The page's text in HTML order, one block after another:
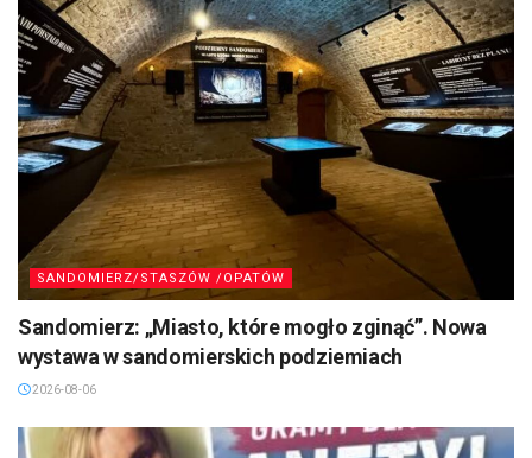
SANDOMIERZ/STASZÓW /OPATÓW
Sandomierz: „Miasto, które mogło zginąć”. Nowa
wystawa w sandomierskich podziemiach
2026-08-06